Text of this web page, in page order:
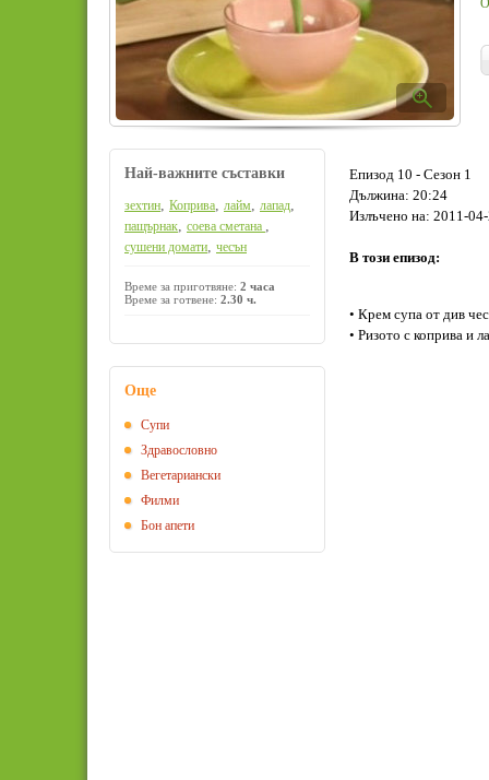
Епизод 10 - Сезон 1
Дължина: 20:24
Излъчено на: 2011-
В този епизод:
• Крем супа от див
• Ризото с коприва и
Най-важните съставки
зехтин, Коприва, лайм, лапад,
пащърнак, соева сметана ,
сушени домати, чесън
Време за приготвяне: 2 часа
Време за готвене: 2.30 ч.
Още
Супи
Здравословно
Вегeтариански
Филми
Бон апети